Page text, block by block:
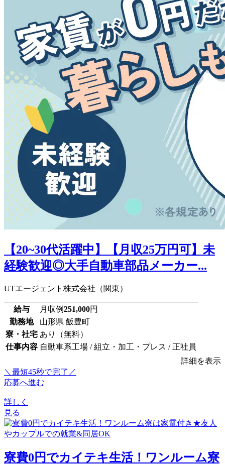
【20~30代活躍中】【月収25万円可】未
経験歓迎◎大手自動車部品メーカー...
UTエージェント株式会社（関東）
給与 月収例251,000円
勤務地
山形県 飯豊町
寮・社宅 あり（無料）
仕事内容 自動車系工場 / 組立・加工・プレス / 正社員
詳細を表示
＼最短45秒で完了／
応募へ進む
詳しく
見る
寮費0円でカイテキ生活！ワンルーム寮